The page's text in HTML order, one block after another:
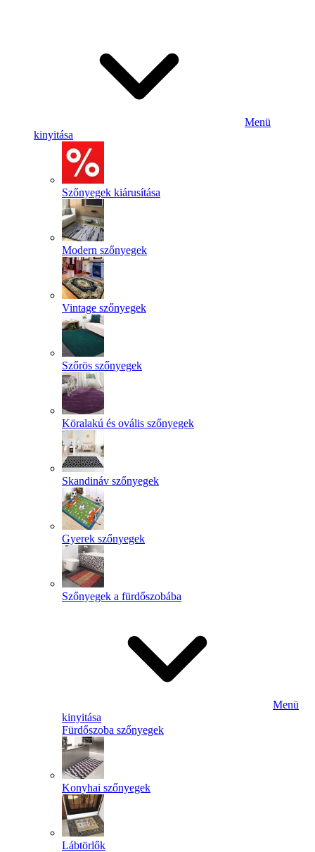
Menü
kinyitása
Szőnyegek kiárusítása
Modern szőnyegek
Vintage szőnyegek
Szőrös szőnyegek
Köralakú és ovális szőnyegek
Skandináv szőnyegek
Gyerek szőnyegek
Szőnyegek a fürdőszobába
Menü
kinyitása
Fürdőszoba szőnyegek
Konyhai szőnyegek
Lábtörlők